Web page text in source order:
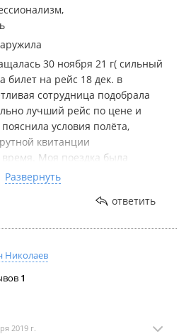
30 ноября 21 г( сильный
билет на рейс 18 дек. в
сотрудница подобрала
лучший рейс по цене и
условия полёта,
квитанции
Моя поездка была
Рекомендовала этот
и на днях знакомая так же
приобрела выгодные
Развернуть
ответить
Николаев
1
2019 г.